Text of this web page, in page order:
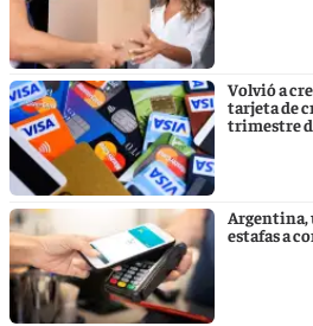
Volvió a
tarjeta de
trimestre
Argentina,
estafas a